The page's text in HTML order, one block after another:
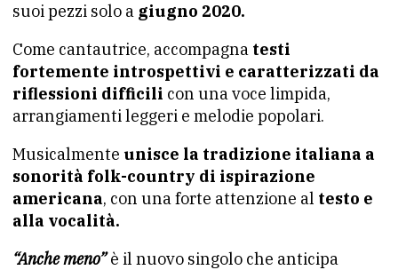
suoi pezzi solo a giugno 2020.
Come cantautrice, accompagna testi
fortemente introspettivi e caratterizzati da
riflessioni difficili con una voce limpida,
arrangiamenti leggeri e melodie popolari.
Musicalmente unisce la tradizione italiana a
sonorità folk-country di ispirazione
americana, con una forte attenzione al testo e
alla vocalità.
“Anche meno” è il nuovo singolo che anticipa